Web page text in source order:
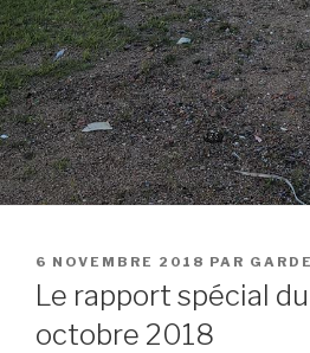
PUBLIÉ
LE
6 NOVEMBRE 2018 PAR GARDE
Le rapport spécial
octobre 2018